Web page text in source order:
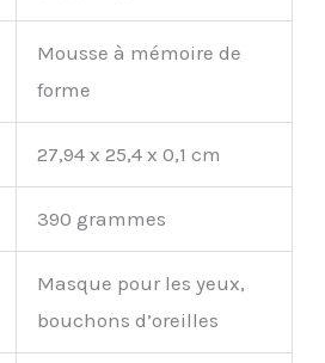
Mousse à mémoire de
forme
27,94 x 25,4 x 0,1 cm
390 grammes
Masque pour les yeux,
bouchons d’oreilles